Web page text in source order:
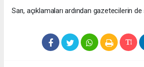
Sarı, açıklamaları ardından gazetecilerin de